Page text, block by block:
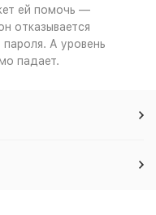
ей помочь —
отказывается
А уровень
падает.